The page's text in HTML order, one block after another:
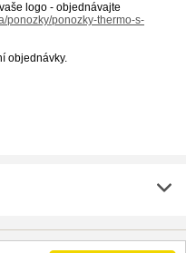
logo - objednávajte
ponozky/ponozky-thermo-s-
objednávky.